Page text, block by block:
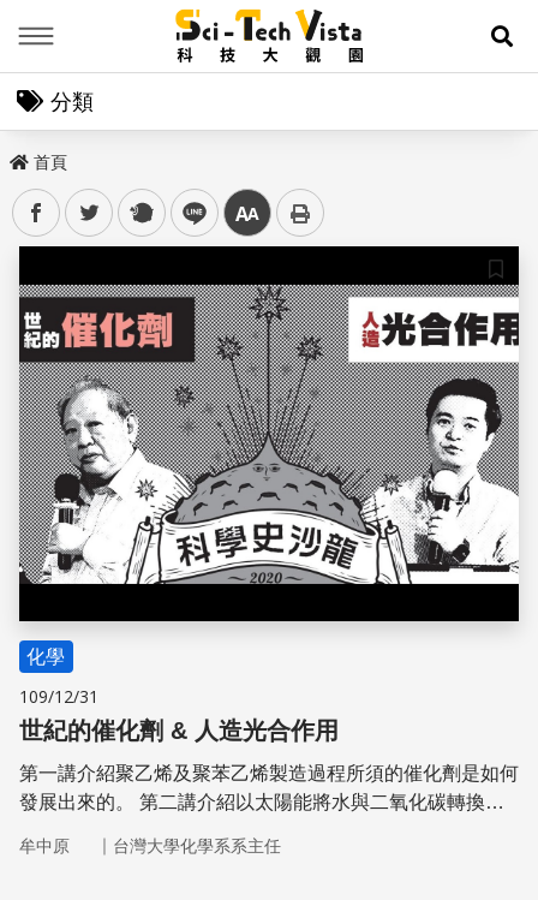
展
分類
首頁
facebooktwitter plurk line 中
儲存
化學
109/12/31
世紀的催化劑 & 人造光合作用
第一講介紹聚乙烯及聚苯乙烯製造過程所須的催化劑是如何
發展出來的。 第二講介紹以太陽能將水與二氧化碳轉換成
牟中原 ｜ 台灣大學化學系系主任